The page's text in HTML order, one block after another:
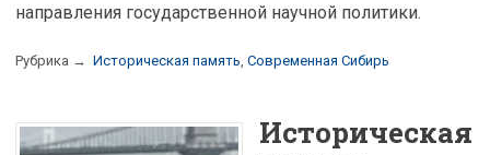
направления государственной научной политики.
Рубрика → Историческая память Современная Сибирь
Историческая